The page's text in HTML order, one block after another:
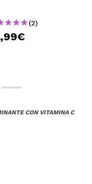
(2)
CON VITAMINA C